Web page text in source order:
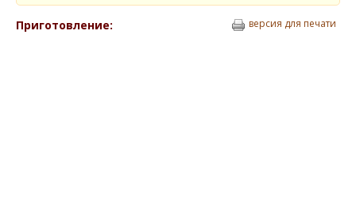
Приготовление: версия для печати